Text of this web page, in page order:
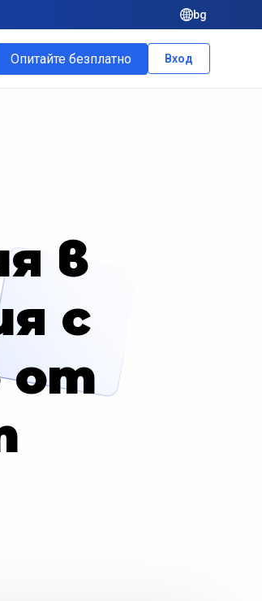
bg
Опитайте безплатно Вход
в
с
от